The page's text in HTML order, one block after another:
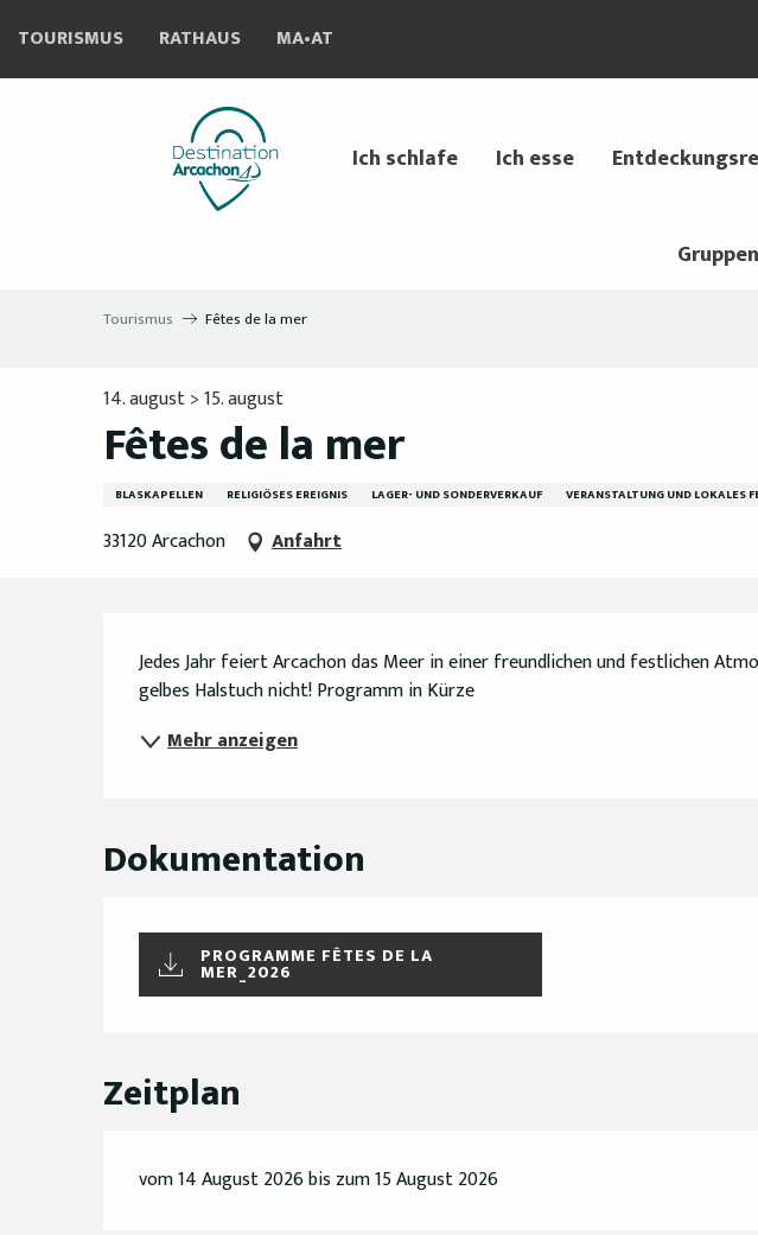
contenu
TOURISMUS RATHAUS MA•AT
Ich schlafe Ich esse
Tourismus Fêtes de la mer
14. august > 15. august
Fêtes de la mer
BLASKAPELLEN RELIGIÖSES EREIGNIS LAGER- UND SONDERVERKAUF VERANSTALTUNG UND LOKALES
33120 Arcachon Anfahrt
Beschreibung
Jedes Jahr feiert Arcachon das Meer in einer freundlichen und festlichen
gelbes Halstuch nicht! Programm in Kürze
Mehr anzeigen
Dokumentation
PROGRAMME FÊTES DE LA
MER_2026
Zeitplan
vom 14 August 2026 bis zum 15 August 2026